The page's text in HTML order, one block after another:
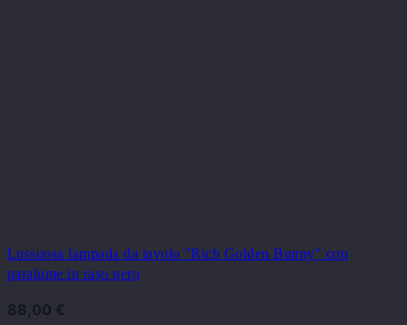
Lussuosa lampada da tavolo "Rich Golden Bunny" con
paralume in raso nero
88,00 €